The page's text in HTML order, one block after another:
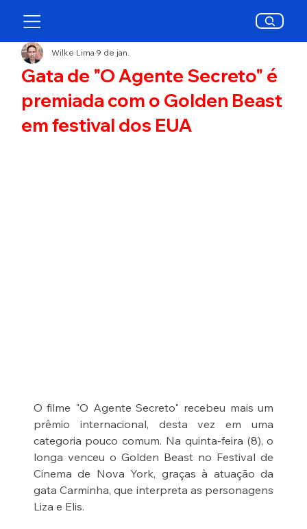
Gata de "O Agente Secreto" é
premiada com o Golden Beast
em festival dos EUA
Wilke Lima9 de jan.
O filme "O Agente Secreto" recebeu mais um
prêmio internacional, desta vez em uma
categoria pouco comum. Na quinta-feira (8), o
longa venceu o Golden Beast no Festival de
Cinema de Nova York, graças à atuação da
gata Carminha, que interpreta as personagens
Liza e Elis.